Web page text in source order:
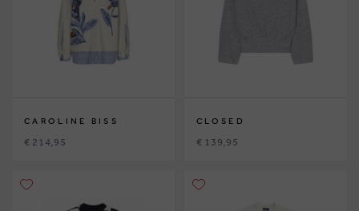
CAROLINE BISS
€ 214,95
CLOSED
€ 139,95